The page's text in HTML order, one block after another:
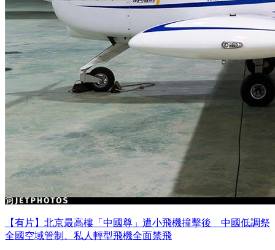
【有片】北京最高樓「中國尊」遭小飛機撞擊後 中國低調祭
全國空域管制、私人輕型飛機全面禁飛